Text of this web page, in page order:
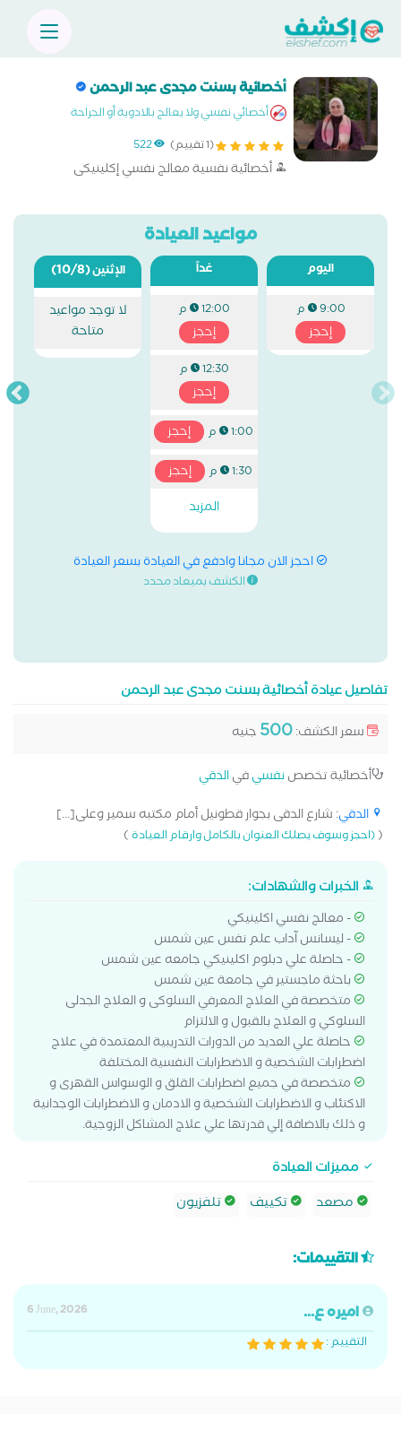
أخصائية بسنت مجدى عبد الرحمن
أخصائي نفسي ولا يعالج بالادوية أو الجراحة
(1 تقييم)
522
أخصائية نفسية معالج نفسي إكلينيكى
مواعيد العيادة
اليوم
9:00 م
إحجز
غداً
12:00 م
إحجز
12:30 م
إحجز
1:00 م إحجز
1:30 م
إحجز
المزيد
الإثنين(10/8)
لا توجد مواعيد
متاحة
احجز الان مجانا وادفع في العيادة بسعر العيادة
الكشف بميعاد محدد
تفاصيل عيادة أخصائية بسنت مجدى عبد الرحمن
سعر الكشف:500 جنيه
أخصائية تخصصنفسيفيالدقي
الدقي: شارع الدقى بجوار قطونيل أمام مكتبه سمير وعلى[...]
((احجز وسوف يصلك العنوان بالكامل وارقام العيادة)
الخبرات والشهادات:
- معالج نفسي اكلينيكي
- ليسانس آداب علم نفس عين شمس
- حاصلة علي دبلوم اكلينيكي جامعه عين شمس
باحثة ماجستير في جامعة عين شمس
متخصصة في العلاج المعرفي السلوكى و العلاج الجدلى
السلوكي و العلاج بالقبول و الالتزام
حاصلة علي العديد من الدورات التدريبية المعتمدة في علاج
اضطرابات الشخصية و الاضطرابات النفسية المختلفة
متخصصة في جميع اضطرابات القلق و الوسواس القهرى و
الاكتئاب و الاضطرابات الشخصية و الادمان و الاضطرابات الوجدانية
و ذلك بالاضافة إلي قدرتها علي علاج المشاكل الزوجية.
مميزات العيادة
مصعد
تكييف تلفزيون
التقييمات:
اميره ع...
6 June, 2026
التقييم :